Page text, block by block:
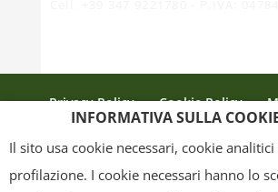
Privacy Policy Cookie Policy
INFORMATIVA SULLA
Il sito usa cookie necessari, cookie
profilazione. I cookie necessari hanno lo